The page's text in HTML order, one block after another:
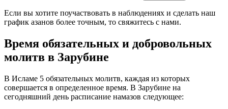
Если вы хотите поучаствовать в наблюдениях и сделать наш
график азанов более точным, то свяжитесь с нами.
Время обязательных и добровольных
молитв в Зарубине
В Исламе 5 обязательных молитв, каждая из которых
совершается в определенное время. В Зарубине на
сегодняшний день расписание намазов следующее: